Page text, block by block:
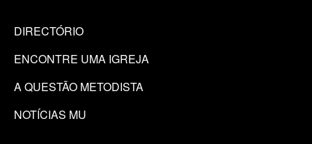
DIRECTÓRIO
ENCONTRE UMA IGREJA
A QUESTÃO METODISTA
NOTÍCIAS MU